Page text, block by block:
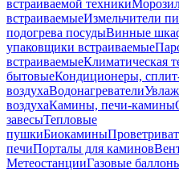
встраиваемой техники
встраиваемыеИзмельчители
подогрева посудыВинные
упаковщики встраиваемые
встраиваемыеКлиматическая
бытовыеКондиционеры,
воздухаВодонагреватели
воздухаКамины, печи-камины
завесыТепловые
пушкиБиокамины
печиПорталы для каминов
МетеостанцииГазовые